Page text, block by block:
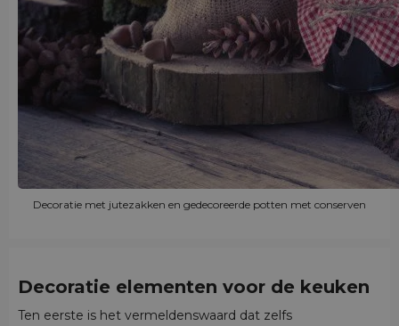
Decoratie met jutezakken en gedecoreerde potten met conserven
Decoratie elementen voor de keuken
Ten eerste is het vermeldenswaard dat zelfs